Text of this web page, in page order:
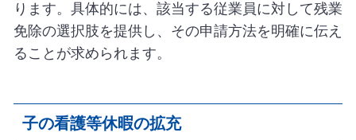
ります。具体的には、該当する従業員に対して残業
免除の選択肢を提供し、その申請方法を明確に伝え
ることが求められます。
子の看護等休暇の拡充